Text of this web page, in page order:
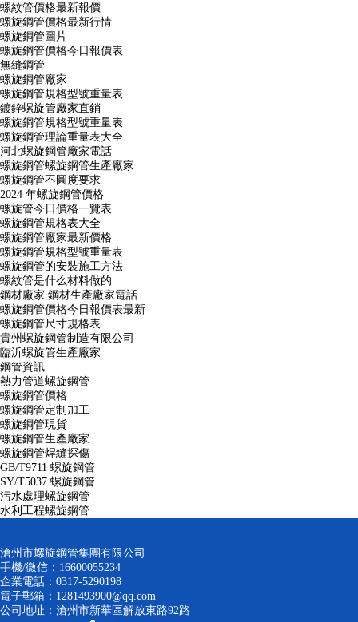
螺紋管價格最新報價
螺旋鋼管價格最新行情
螺旋鋼管圖片
螺旋鋼管價格今日報價表
無縫鋼管
螺旋鋼管廠家
螺旋鋼管規格型號重量表
鍍鋅螺旋管廠家直銷
螺旋鋼管規格型號重量表
螺旋鋼管理論重量表大全
河北螺旋鋼管廠家電話
螺旋鋼管螺旋鋼管生產廠家
螺旋鋼管不圓度要求
2024 年螺旋鋼管價格
螺旋管今日價格一覽表
螺旋鋼管規格表大全
螺旋鋼管廠家最新價格
螺旋鋼管規格型號重量表
螺旋鋼管的安裝施工方法
螺紋管是什么材料做的
鋼材廠家 鋼材生產廠家電話
螺旋鋼管價格今日報價表最新
螺旋鋼管尺寸規格表
貴州螺旋鋼管制造有限公司
臨沂螺旋管生產廠家
鋼管資訊
熱力管道螺旋鋼管
螺旋鋼管價格
螺旋鋼管定制加工
螺旋鋼管現貨
螺旋鋼管生產廠家
螺旋鋼管焊縫探傷
GB/T9711 螺旋鋼管
SY/T5037 螺旋鋼管
污水處理螺旋鋼管
水利工程螺旋鋼管
滄州市螺旋鋼管集團有限公司
手機/微信：16600055234
企業電話：0317-5290198
電子郵箱：1281493900@qq.com
公司地址：滄州市新華區解放東路92路